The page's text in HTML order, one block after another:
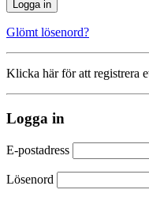
Glömt lösenord?
Klicka här för att registrera
Logga in
E-postadress
Lösenord